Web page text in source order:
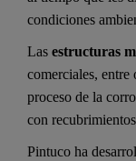
condiciones
Lasestructuras
comerciales, entre
proceso de la
con
Pintuco ha